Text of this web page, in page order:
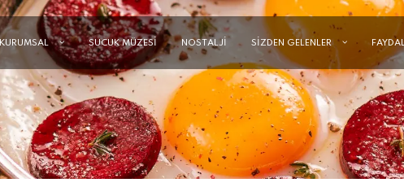
KURUMSAL SUCUK MÜZESİ NOSTALJİ SİZDEN GELENLER